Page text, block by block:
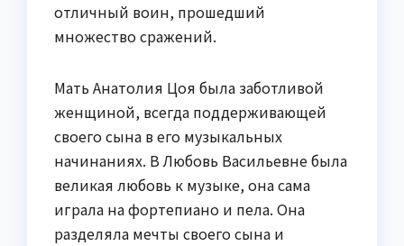
отличный воин, прошедший
множество сражений.
Мать Анатолия Цоя была заботливой
женщиной, всегда поддерживающей
своего сына в его музыкальных
начинаниях. В Любовь Васильевне была
великая любовь к музыке, она сама
играла на фортепиано и пела. Она
разделяла мечты своего сына и